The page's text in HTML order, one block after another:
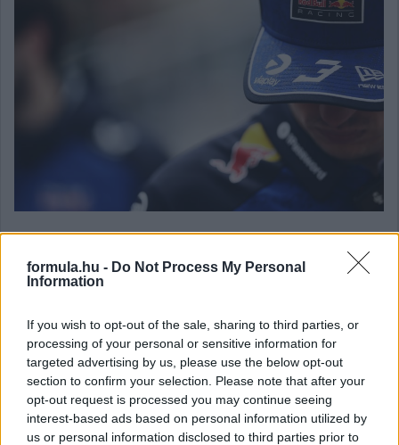
formula.hu - Do Not Process My Personal
Information
If you wish to opt-out of the sale, sharing to third parties, or
processing of your personal or sensitive information for
targeted advertising by us, please use the below opt-out
section to confirm your selection. Please note that after your
opt-out request is processed you may continue seeing
interest-based ads based on personal information utilized by
us or personal information disclosed to third parties prior to
Gobodics Tamás
11 napja
Mercedes?
Az olasz Motorsport arról írt , hogy Monzára, az Olasz
Nagydíjra új erőforrással készülhet a Mercedes: bár Toto Wolff
kijelentette, hogy nem terveznek ADUO-fejlesztést bevezetni, a
portál szerint mégis elképzelhető egy új verzió a szünet utáni
motorigényes pályára.